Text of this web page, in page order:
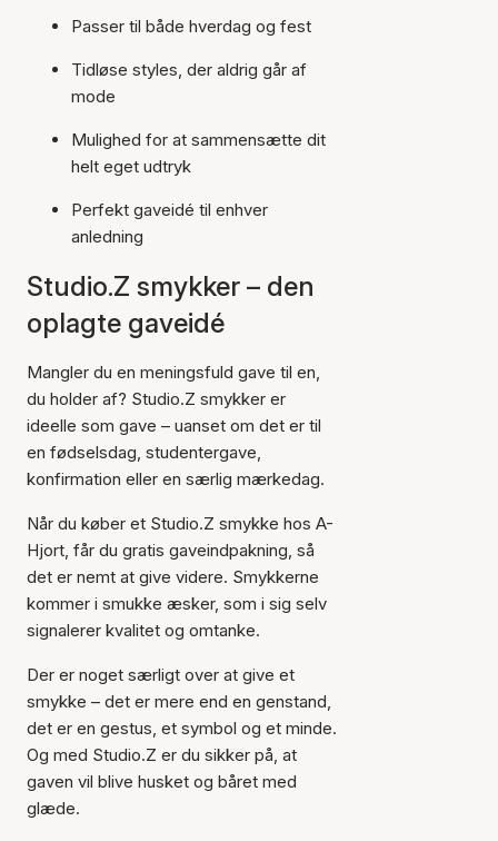
Passer til både hverdag og fest
Tidløse styles, der aldrig går af
mode
Mulighed for at sammensætte dit
helt eget udtryk
Perfekt gaveidé til enhver
anledning
Studio.Z smykker – den
oplagte gaveidé
Mangler du en meningsfuld gave til en,
du holder af? Studio.Z smykker er
ideelle som gave – uanset om det er til
en fødselsdag, studentergave,
konfirmation eller en særlig mærkedag.
Når du køber et Studio.Z smykke hos A-
Hjort, får du gratis gaveindpakning, så
det er nemt at give videre. Smykkerne
kommer i smukke æsker, som i sig selv
signalerer kvalitet og omtanke.
Der er noget særligt over at give et
smykke – det er mere end en genstand,
det er en gestus, et symbol og et minde.
Og med Studio.Z er du sikker på, at
gaven vil blive husket og båret med
glæde.